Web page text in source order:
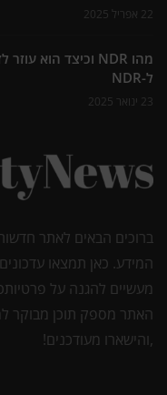
22 אפריל 2025
ל-NDR
23 ינואר 2025
ברוכים הבאים לאתר
המידע. כאן תמצאו
מעשיים להגנה על
האתר מספק תוכן מבוקר
,והישארו מעודכנים!